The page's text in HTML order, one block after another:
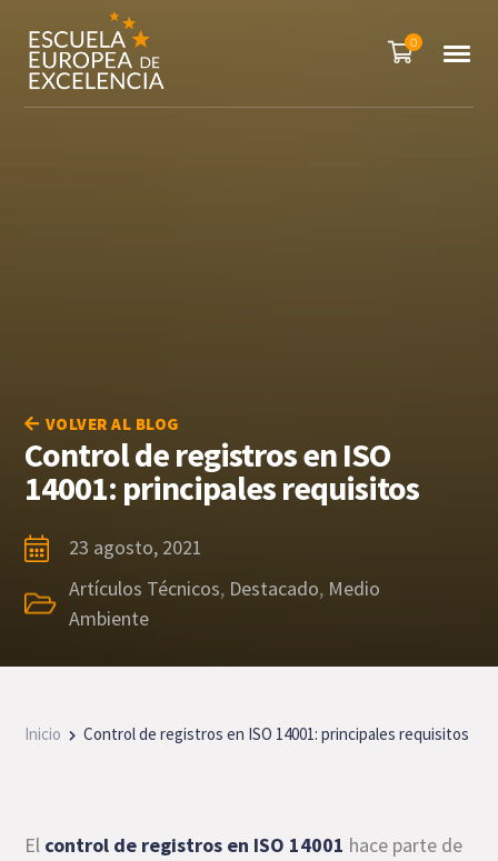
0
VOLVER AL BLOG
Control de registros en ISO
14001: principales requisitos
23 agosto, 2021
Artículos Técnicos, Destacado, Medio
Ambiente
Inicio Control de registros en ISO 14001: principales requisitos
El control de registros en ISO 14001 hace parte de